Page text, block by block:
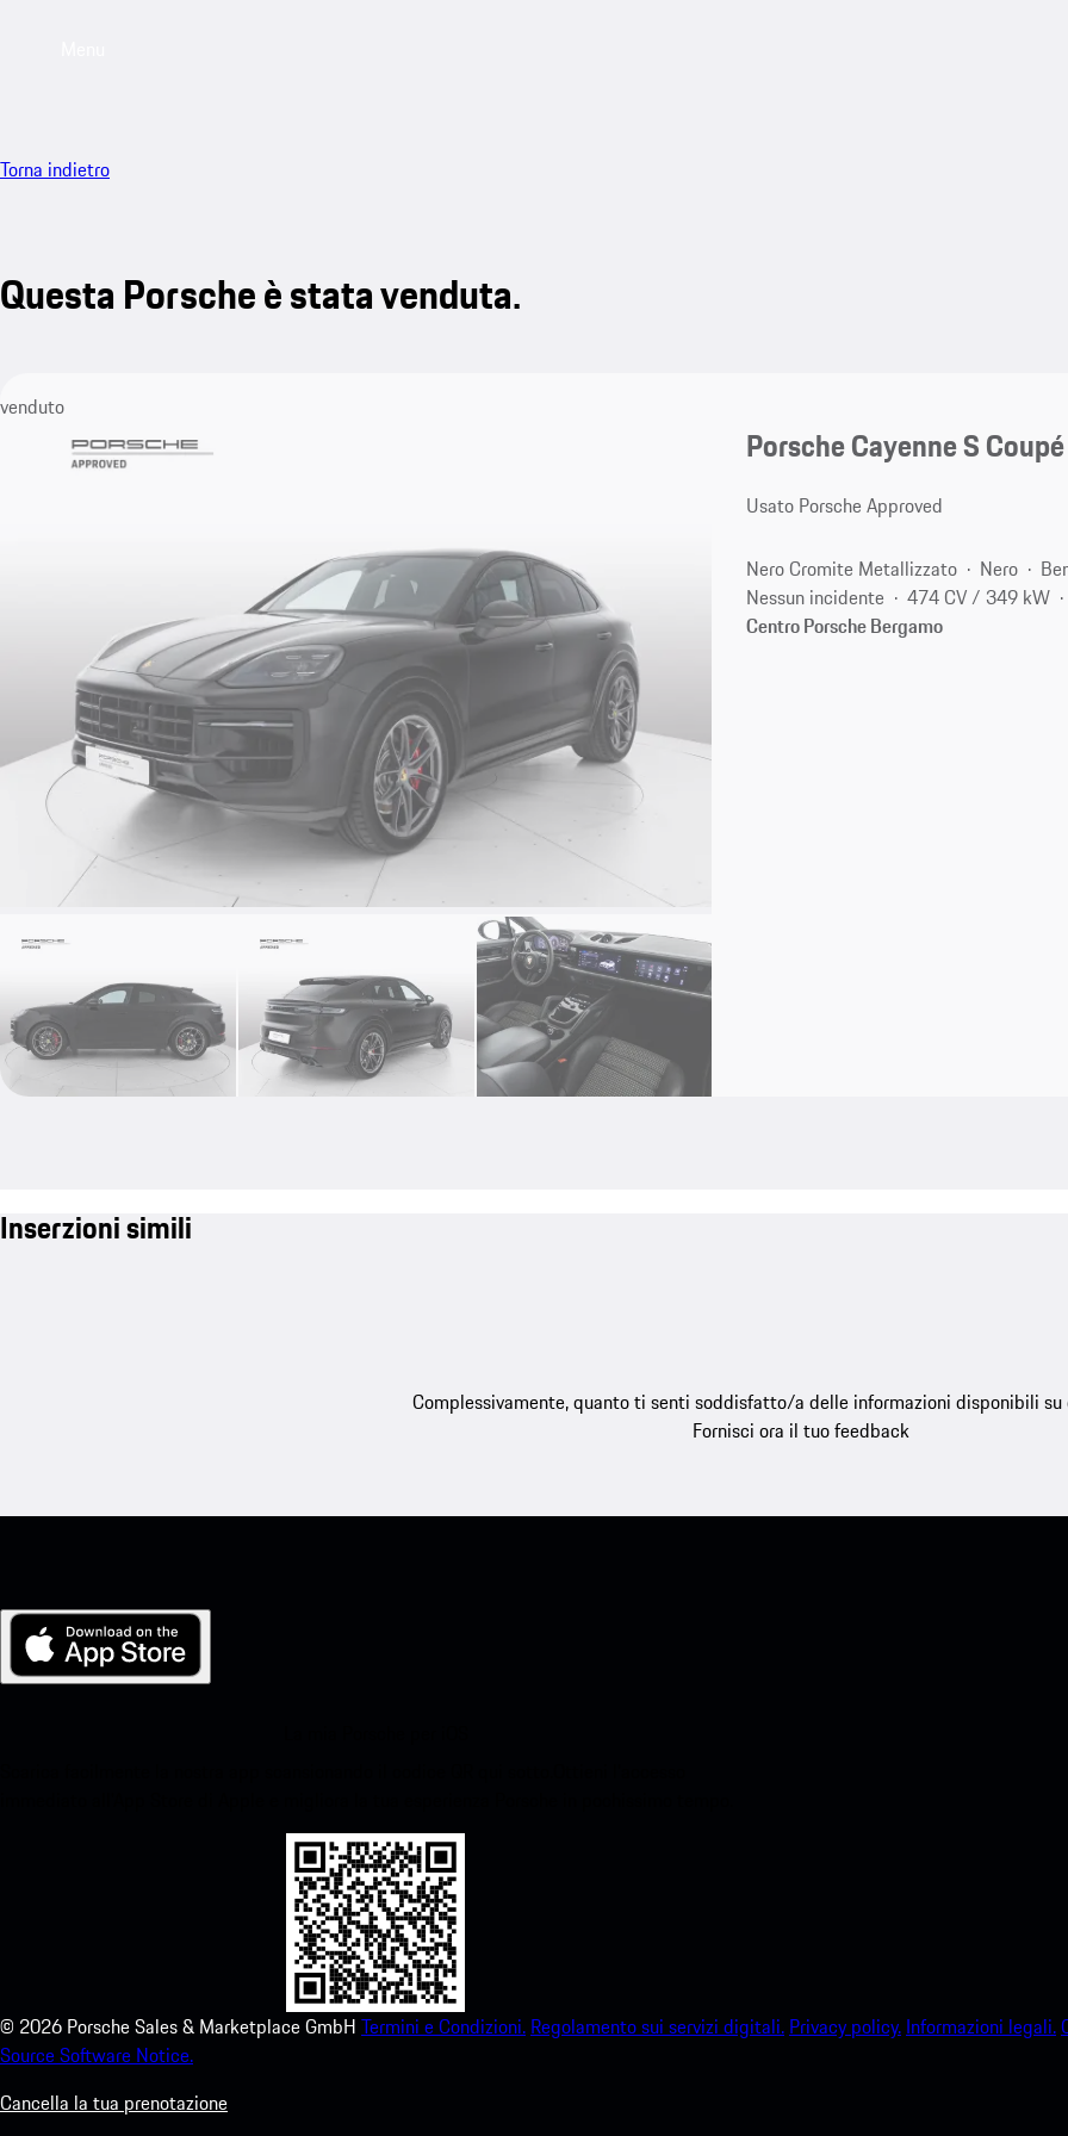
Torna indietro
Questa Porsche è stata venduta.
venduto
Porsche Cayenne S
Usato Porsche Approved
Nero Cromite Metallizzato Nero
Nessun incidente
474 CV / 349 kW
Centro Porsche Bergamo
Inserzioni simili
Complessivamente, quanto ti senti soddisfatto/a delle informazioni disponibili su
Fornisci ora il tuo feedback
© 2026 Porsche Sales & Marketplace GmbH Termini e Condizioni. Regolamento sui servizi digitali. Privacy policy. Informazioni legali.
Source Software Notice.
Cancella la tua prenotazione